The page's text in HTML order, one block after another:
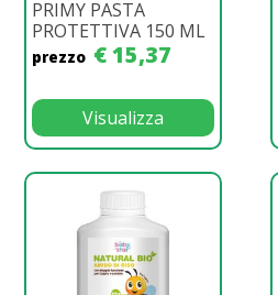
PRIMY PASTA
PROTETTIVA 150 ML
prezzo € 15,37
Visualizza